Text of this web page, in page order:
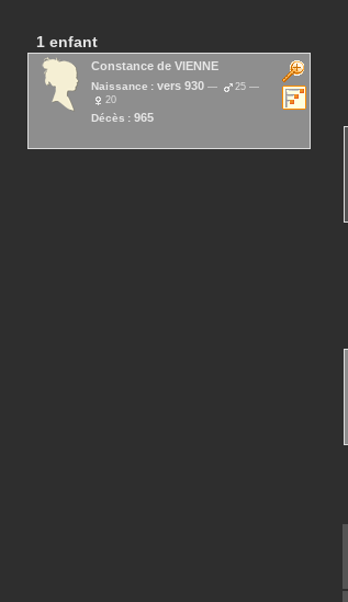
1 enfant
Constance de VIENNE
Naissance : vers 930
25
20
Décès : 965